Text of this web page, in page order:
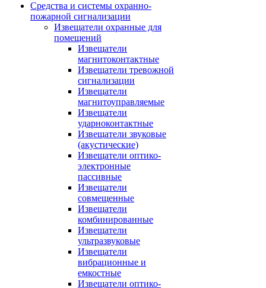
Средства и системы охранно-
пожарной сигнализации
Извещатели охранные для
помещений
Извещатели
магнитоконтактные
Извещатели тревожной
сигнализации
Извещатели
магнитоуправляемые
Извещатели
ударноконтактные
Извещатели звуковые
(акустические)
Извещатели оптико-
электронные
пассивные
Извещатели
совмещенные
Извещатели
комбинированные
Извещатели
ультразвуковые
Извещатели
вибрационные и
емкостные
Извещатели оптико-